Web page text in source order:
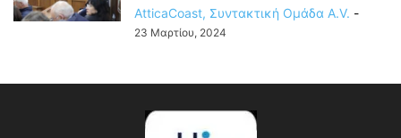
AtticaCoast, Συντακτική Ομάδα A.V. -
23 Μαρτίου, 2024